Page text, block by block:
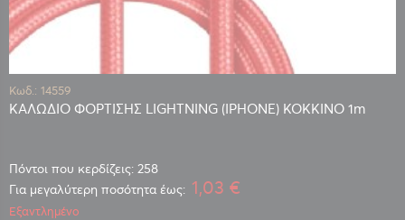
Κωδ.: 14559
ΚΑΛΩΔΙΟ ΦΟΡΤΙΣΗΣ LIGHTNING (IPHONE) ΚΟΚΚΙΝΟ 1m
Πόντοι που κερδίζεις: 258
Για μεγαλύτερη ποσότητα έως: 1,03 €
Εξαντλημένο